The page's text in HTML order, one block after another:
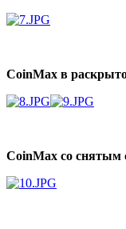
CoinMax в
CoinMax со снятым